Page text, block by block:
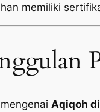
memiliki
Aqiqoh